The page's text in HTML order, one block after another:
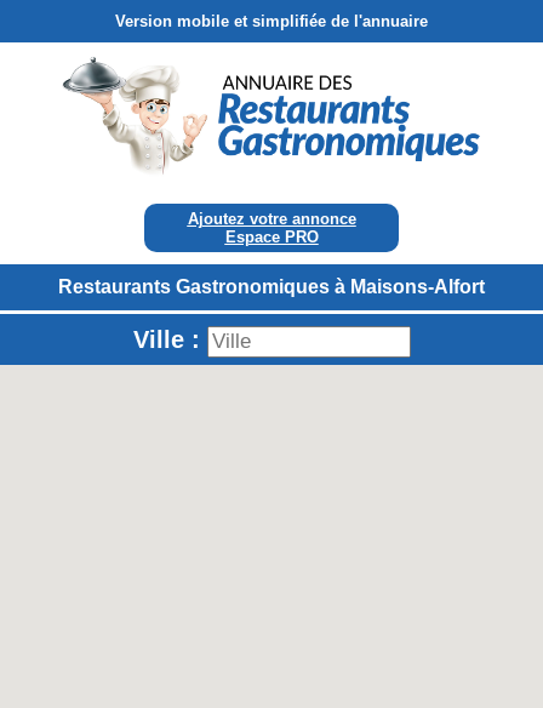
Version mobile et simplifiée de l'annuaire
Ajoutez votre annonce
Espace PRO
Restaurants Gastronomiques à Maisons-Alfort
Ville :